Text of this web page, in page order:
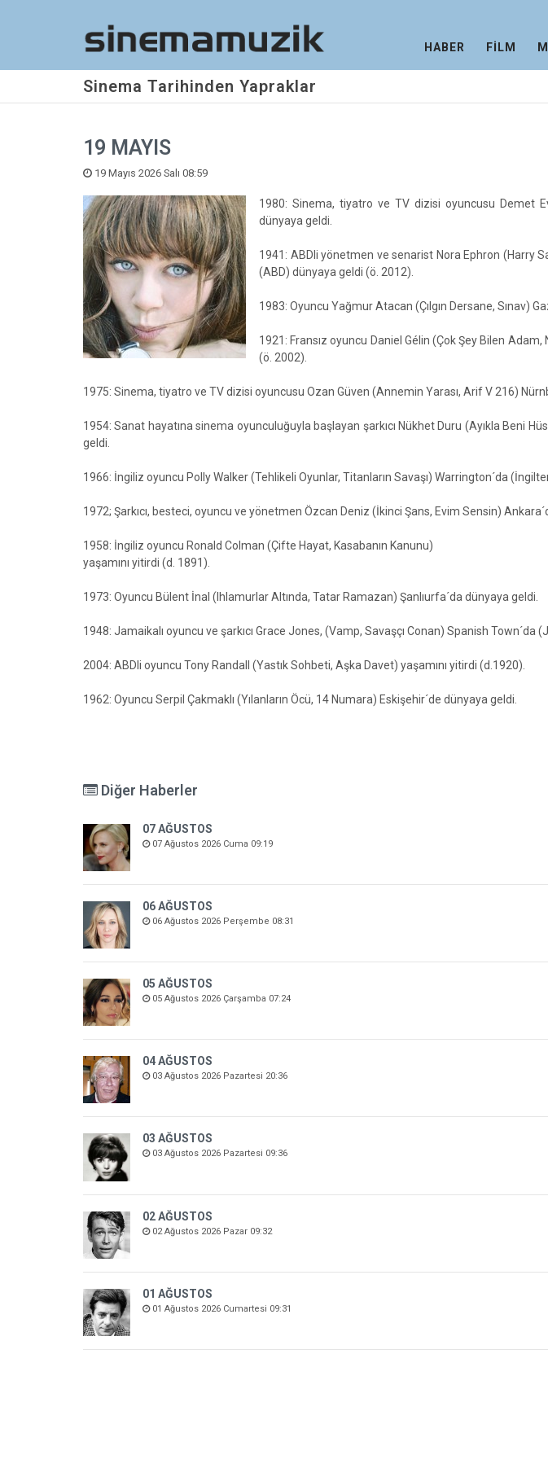
HABER FİLM
Sinema Tarihinden Yapraklar
19 MAYIS
19 Mayıs 2026 Salı 08:59
1980: Sinema, tiyatro ve TV dizisi oyuncusu Demet
dünyaya geldi.
1941: ABDli yönetmen ve senarist Nora Ephron (Harry
(ABD) dünyaya geldi (ö. 2012).
1983: Oyuncu Yağmur Atacan (Çılgın Dersane, Sınav)
1921: Fransız oyuncu Daniel Gélin (Çok Şey Bilen
(ö. 2002).
1975: Sinema, tiyatro ve TV dizisi oyuncusu Ozan Güven (Annemin Yarası, Arif V 216)
1954: Sanat hayatına sinema oyunculuğuyla başlayan şarkıcı Nükhet Duru (Ayıkla Beni
geldi.
1966: İngiliz oyuncu Polly Walker (Tehlikeli Oyunlar, Titanların Savaşı) Warrington´da
1972; Şarkıcı, besteci, oyuncu ve yönetmen Özcan Deniz (İkinci Şans, Evim Sensin)
1958: İngiliz oyuncu Ronald Colman (Çifte Hayat, Kasabanın Kanunu)
yaşamını yitirdi (d. 1891).
1973: Oyuncu Bülent İnal (Ihlamurlar Altında, Tatar Ramazan) Şanlıurfa´da dünyaya geldi.
1948: Jamaikalı oyuncu ve şarkıcı Grace Jones, (Vamp, Savaşçı Conan) Spanish Town´da
2004: ABDli oyuncu Tony Randall (Yastık Sohbeti, Aşka Davet) yaşamını yitirdi (d.1920).
1962: Oyuncu Serpil Çakmaklı (Yılanların Öcü, 14 Numara) Eskişehir´de dünyaya geldi.
Diğer Haberler
07 AĞUSTOS
07 Ağustos 2026 Cuma 09:19
06 AĞUSTOS
06 Ağustos 2026 Perşembe 08:31
05 AĞUSTOS
05 Ağustos 2026 Çarşamba 07:24
04 AĞUSTOS
03 Ağustos 2026 Pazartesi 20:36
03 AĞUSTOS
03 Ağustos 2026 Pazartesi 09:36
02 AĞUSTOS
02 Ağustos 2026 Pazar 09:32
01 AĞUSTOS
01 Ağustos 2026 Cumartesi 09:31